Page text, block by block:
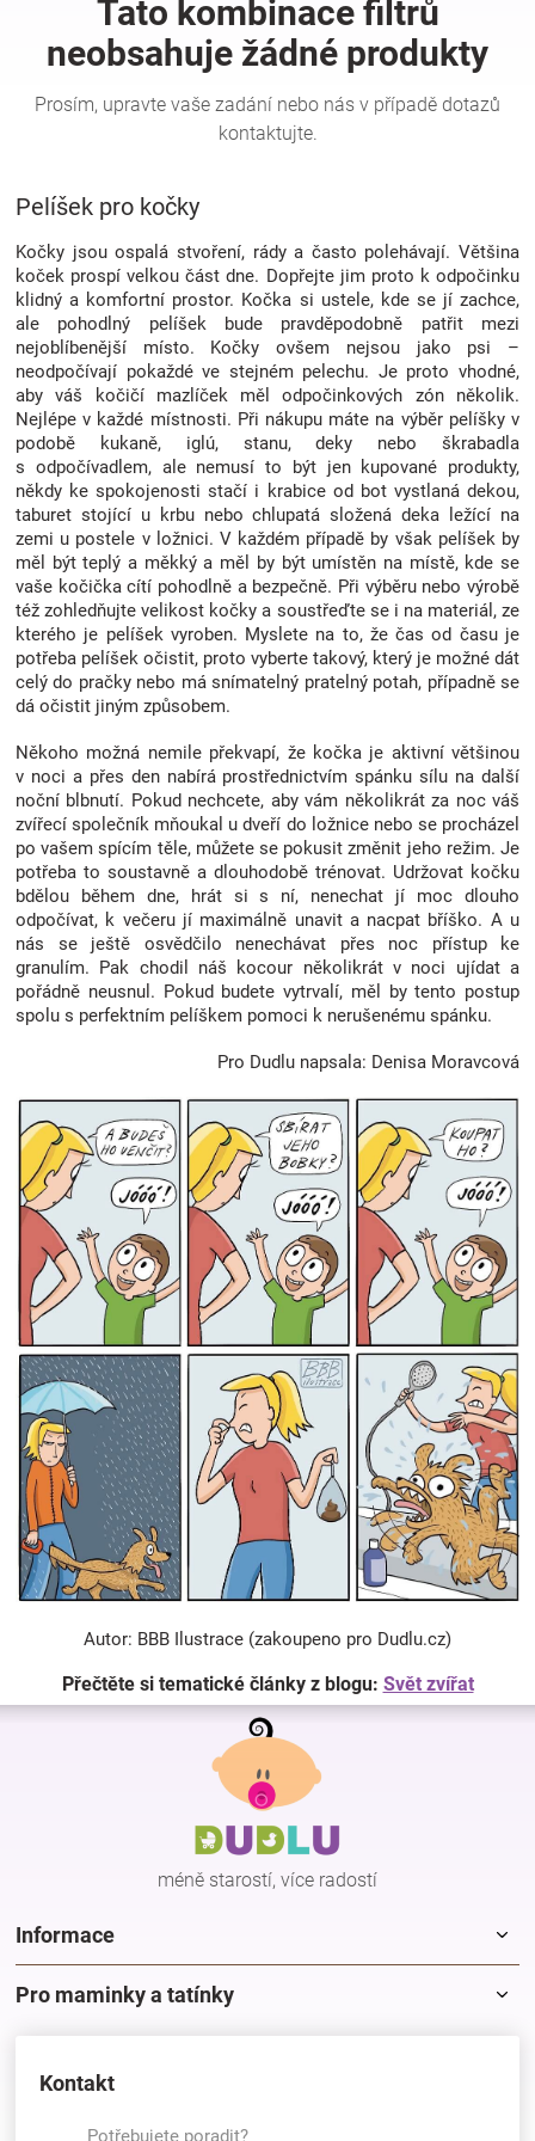
Hračky
pro
děti
Těhotenské
oblečení
Novinky
Značky
Blog
Hračkářství
Přihlášení
Pelíšek pro kočky
Kočky jsou ospalá stvoření, rády a často polehávají. Většina
koček prospí velkou část dne. Dopřejte jim proto k odpočinku
klidný a komfortní prostor. Kočka si ustele, kde se jí zachce,
ale pohodlný pelíšek bude pravděpodobně patřit mezi
nejoblíbenější místo. Kočky ovšem nejsou jako psi –
neodpočívají pokaždé ve stejném pelechu. Je proto vhodné,
aby váš kočičí mazlíček měl odpočinkových zón několik.
Nejlépe v každé místnosti. Při nákupu máte na výběr pelíšky v
podobě kukaně, iglú, stanu, deky nebo škrabadla
s odpočívadlem, ale nemusí to být jen kupované produkty,
někdy ke spokojenosti stačí i krabice od bot vystlaná dekou,
taburet stojící u krbu nebo chlupatá složená deka ležící na
zemi u postele v ložnici. V každém případě by však pelíšek by
měl být teplý a měkký a měl by být umístěn na místě, kde se
vaše kočička cítí pohodlně a bezpečně. Při výběru nebo výrobě
též zohledňujte velikost kočky a soustřeďte se i na materiál, ze
kterého je pelíšek vyroben. Myslete na to, že čas od času je
potřeba pelíšek očistit, proto vyberte takový, který je možné dát
celý do pračky nebo má snímatelný pratelný potah, případně se
dá očistit jiným způsobem.
Někoho možná nemile překvapí, že kočka je aktivní většinou
v noci a přes den nabírá prostřednictvím spánku sílu na další
noční blbnutí. Pokud nechcete, aby vám několikrát za noc váš
zvířecí společník mňoukal u dveří do ložnice nebo se procházel
po vašem spícím těle, můžete se pokusit změnit jeho režim. Je
potřeba to soustavně a dlouhodobě trénovat. Udržovat kočku
bdělou během dne, hrát si s ní, nenechat jí moc dlouho
odpočívat, k večeru jí maximálně unavit a nacpat bříško. A u
nás se ještě osvědčilo nenechávat přes noc přístup ke
granulím. Pak chodil náš kocour několikrát v noci ujídat a
pořádně neusnul. Pokud budete vytrvalí, měl by tento postup
spolu s perfektním pelíškem pomoci k nerušenému spánku.
Pro Dudlu napsala: Denisa Moravcová
Autor: BBB Ilustrace (zakoupeno pro Dudlu.cz)
Přečtěte si tematické články z blogu: Svět zvířat
Z
méně starostí, více radostí
Informace
Pro maminky a tatínky
Kontakt
Potřebujete poradit?